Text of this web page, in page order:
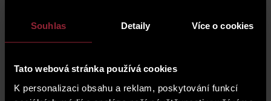
Souhlas Detaily Více o cookies
Tato webová stránka používá cookies
K personalizaci obsahu a reklam, poskytování funkcí
Během této akce si návštěvníci mohli prohlédnout
nabízené bytové jednotky i se seznámit s
plánovanou modernizací společných prostor a
setkání se zájemci o bydlení v jedné z nejžádanějších